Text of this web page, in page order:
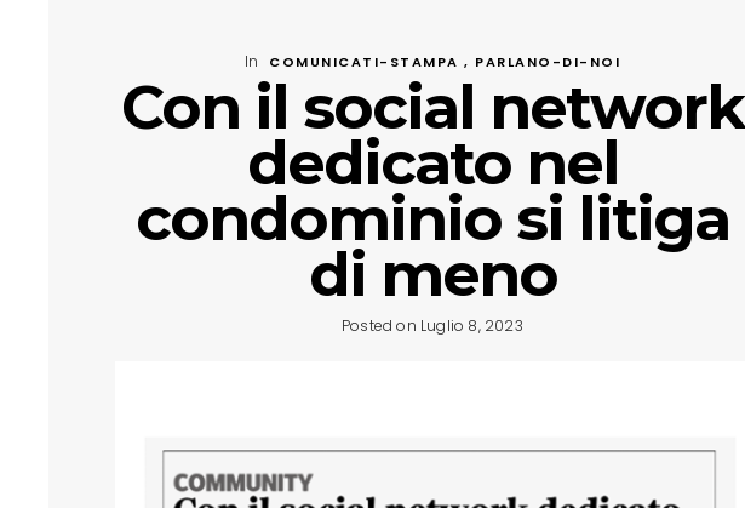
In COMUNICATI-STAMPA , PARLANO-DI-NOI
Con il social network
dedicato nel
condominio si litiga
di meno
Posted on Luglio 8, 2023